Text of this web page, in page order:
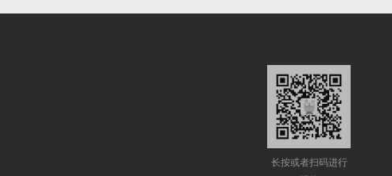
长按或者扫码进行